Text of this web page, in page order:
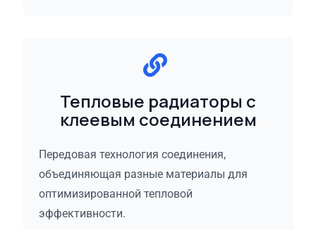
Тепловые радиаторы с
клеевым соединением
Передовая технология соединения,
объединяющая разные материалы для
оптимизированной тепловой
эффективности.